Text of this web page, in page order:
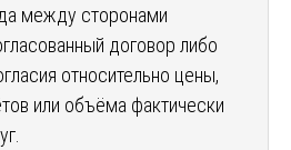
между сторонами
договор либо
относительно цены,
или объёма фактически